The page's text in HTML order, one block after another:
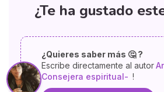
¿Te ha gustado
¿Quieres saber más 🤔 ?
Escribe directamente al autor
Consejera espiritual- !